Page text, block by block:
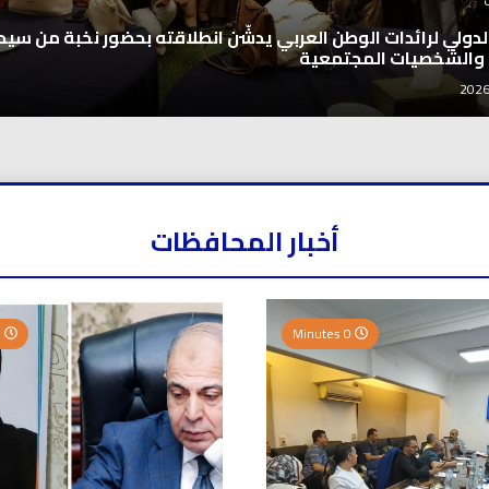
الدولي لرائدات الوطن العربي يدشّن انطلاقته بحضور نخبة من
والشخصيات المجتمعية
أخبار المحافظات